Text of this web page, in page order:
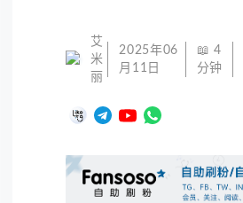
艾
米
丽
2025年06
月11日
📖4
分钟